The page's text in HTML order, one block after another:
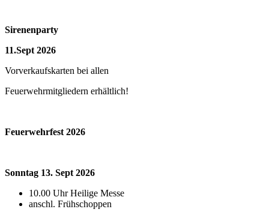
Sirenenparty
11.Sept 2026
Vorverkaufskarten bei allen
Feuerwehrmitgliedern erhältlich!
Feuerwehrfest 2026
Sonntag 13. Sept 2026
10.00 Uhr Heilige Messe
anschl. Frühschoppen